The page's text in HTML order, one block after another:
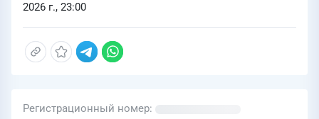
2026 г., 23:00
Регистрационный номер